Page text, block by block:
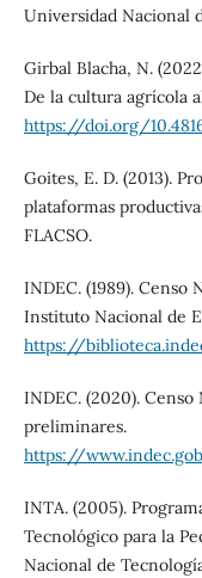
Universidad Nacional
Girbal Blacha, N.
De la cultura agrícola
https://doi.org/
Goites, E. D. (2013).
plataformas
FLACSO.
INDEC. (1989). Censo
Instituto Nacional de
https://
INDEC. (2020). Censo
preliminares.
https://
INTA. (2005).
Tecnológico para la
Nacional de